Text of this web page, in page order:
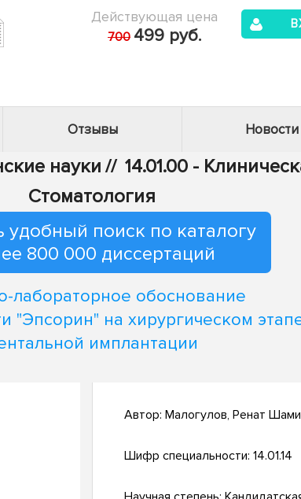
Действующая цена
700 499 руб.
Отзывы Новости
науки // 14.01.00 -
Стоматология
удобный поиск по каталогу
800 000 диссертаций
лабораторное обоснование
"Эпсорин" на хирургическом
имплантации
Автор: Малогулов, Ренат
Шифр специальности: 14.01.14